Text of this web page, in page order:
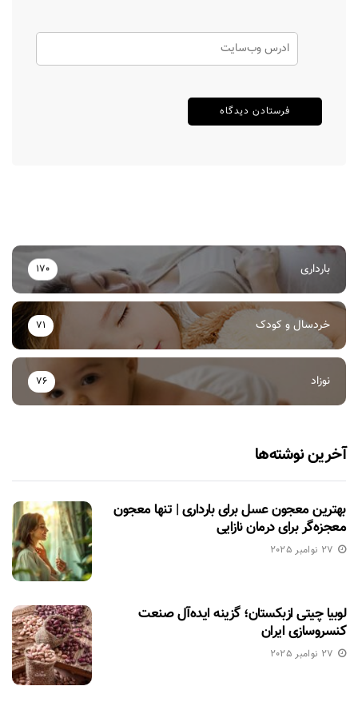
بارداری 170
خردسال و کودک 71
نوزاد 76
آخرین نوشته‌ها
بهترین معجون عسل برای بارداری | تنها معجون
معجزه‌گر برای درمان نازایی
27 نوامبر 2025
لوبیا چیتی ازبکستان؛ گزینه ایده‌آل صنعت
کنسروسازی ایران
27 نوامبر 2025